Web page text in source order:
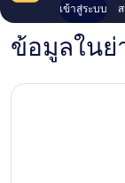
เข้าสู่ระบบ
ข้อมูลใน